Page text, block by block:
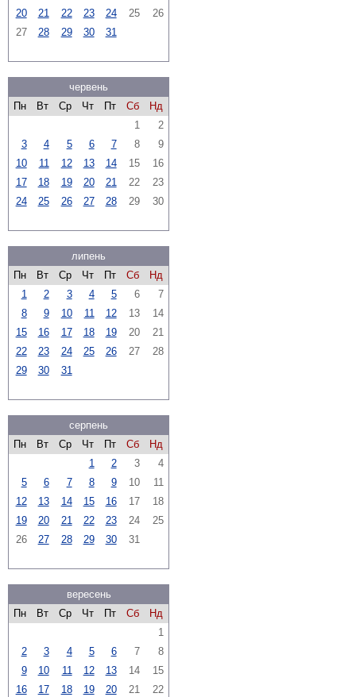
20
21 22 23 24 25
26
27
28 29 30 31
червень
Пн
Вт Ср Чт Пт Сб
Нд
1
2
3
4 5 6 7 8
9
10
11 12 13 14 15
16
17
18 19 20 21 22
23
24
25 26 27 28 29 30
липень
Пн
Вт Ср Чт Пт Сб
Нд
1
2 3 4 5 6
7
8
9 10 11 12 13
14
15
16 17 18 19 20
21
22
23 24 25 26 27
28
29
30 31
серпень
Пн
Вт Ср Чт Пт Сб
Нд
1
2 3
4
5
6 7 8 9 10
11
12
13 14 15 16 17
18
19
20 21 22 23 24
25
26
27 28 29 30 31
вересень
Пн
Вт Ср Чт Пт Сб
Нд
1
2
3 4 5 6 7
8
9
10 11 12 13 14
15
16
17 18 19 20 21
22